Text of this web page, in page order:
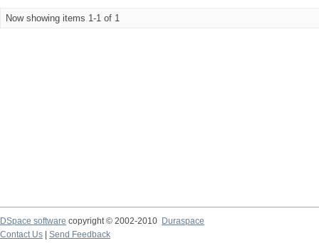
Now showing items 1-1 of 1
DSpace software copyright © 2002-2010 Duraspace
Contact Us
Send Feedback